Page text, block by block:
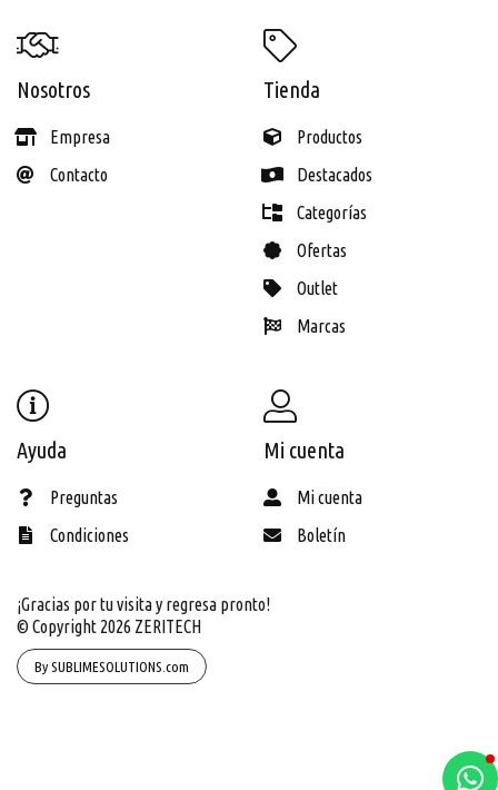
Nosotros
Empresa
Contacto
Tienda
Productos
Destacados
Categorías
Ofertas
Outlet
Marcas
Ayuda
Preguntas
Condiciones
Mi cuenta
Mi cuenta
Boletín
¡Gracias por tu visita y regresa pronto!
© Copyright 2026 ZERITECH
By SUBLIMESOLUTIONS.com